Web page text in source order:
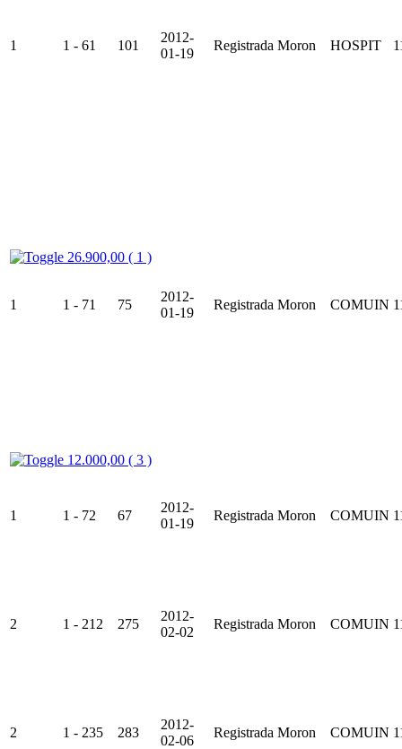
1 1 - 61 101
2012-
01-19
Registrada Moron HOSPIT
26.900,00 ( 1 )
1 1 - 71 75
2012-
01-19
Registrada Moron COMUIN
12.000,00 ( 3 )
1 1 - 72 67
2012-
01-19
Registrada Moron COMUIN
2 1 - 212 275
2012-
02-02
Registrada Moron COMUIN
2 1 - 235 283
2012-
02-06
Registrada Moron COMUIN